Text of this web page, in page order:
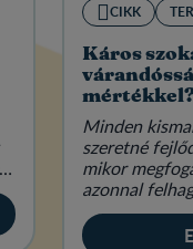
CIKK
Káros
Minden
szeretné
mikor
azonnal
érdekében.